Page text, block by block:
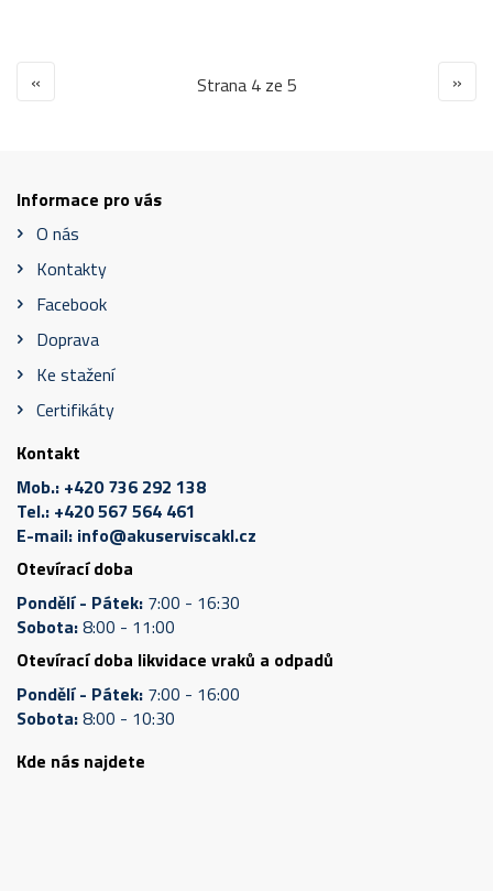
« Strana 4 ze 5 »
Informace pro vás
O nás
Kontakty
Facebook
Doprava
Ke stažení
Certifikáty
Kontakt
Mob.: +420 736 292 138
Tel.: +420 567 564 461
E-mail: info@akuserviscakl.cz
Otevírací doba
Pondělí - Pátek: 7:00 - 16:30
Sobota:8:00 - 11:00
Otevírací doba likvidace vraků a odpadů
Pondělí - Pátek: 7:00 - 16:00
Sobota:8:00 - 10:30
Kde nás najdete